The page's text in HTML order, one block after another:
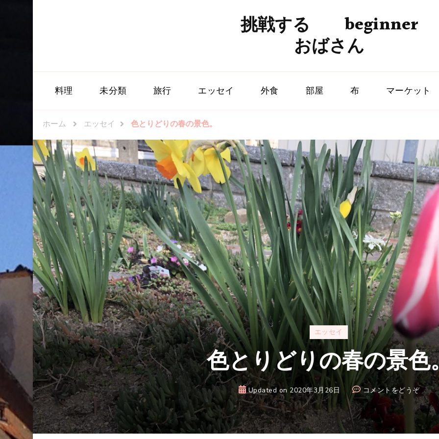
挑戦する beginner
おばさん
料理 未分類 旅行 エッセイ 外食 部屋 布 マーケット
ホーム エッセイ 色とりどりの春の景色。
エッセイ
色とりどりの春の景色
Updated on 2020年3月26日 コメントをどうぞ(色
と
り
ど